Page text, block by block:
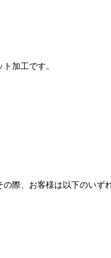
加工です。
際、お客様は以下のいず